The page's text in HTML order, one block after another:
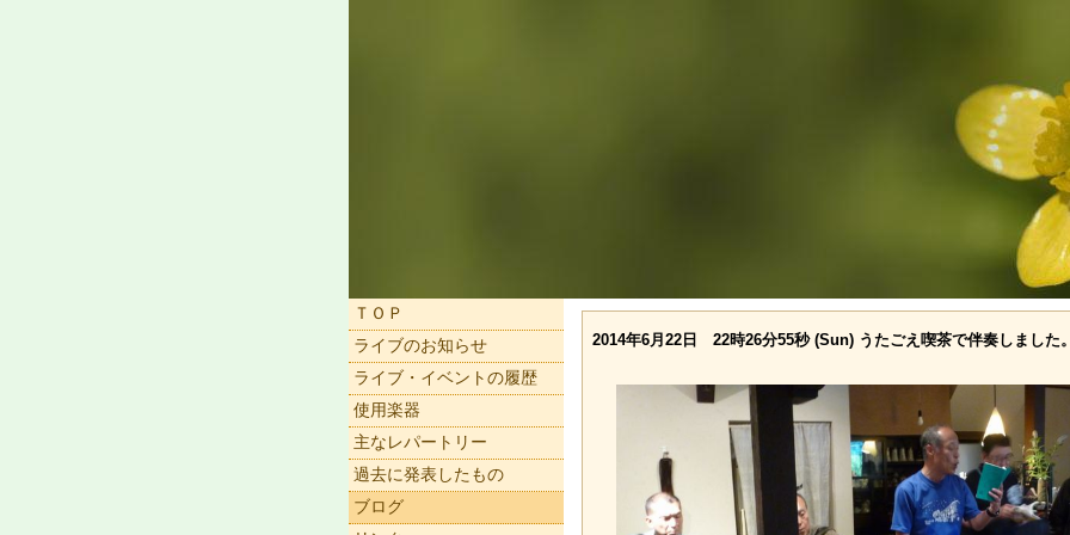
2014年6月22日 22時26分55秒 (Sun) うたごえ喫茶で伴奏しました
ＴＯＰ
ライブのお知らせ
ライブ・イベントの履歴
使用楽器
主なレパートリー
過去に発表したもの
ブログ